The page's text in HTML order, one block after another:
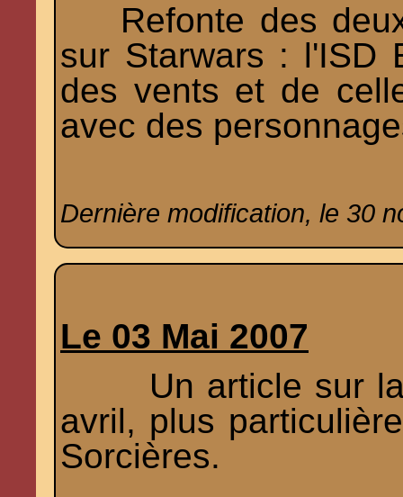
Refonte des
sur Starwars : l'ISD
des vents et de
avec des
Dernière modification, le 30
Le 03 Mai 2007
Un article sur la
avril, plus
Sorcières.